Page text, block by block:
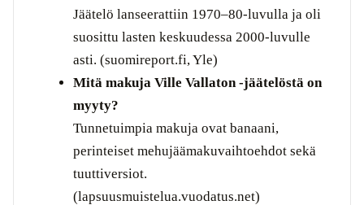
Jäätelö lanseerattiin 1970–80-luvulla ja oli
suosittu lasten keskuudessa 2000-luvulle
asti. (suomireport.fi, Yle)
Mitä makuja Ville Vallaton -jäätelöstä on
myyty?
Tunnetuimpia makuja ovat banaani,
perinteiset mehujäämakuvaihtoehdot sekä
tuuttiversiot.
(lapsuusmuistelua.vuodatus.net)